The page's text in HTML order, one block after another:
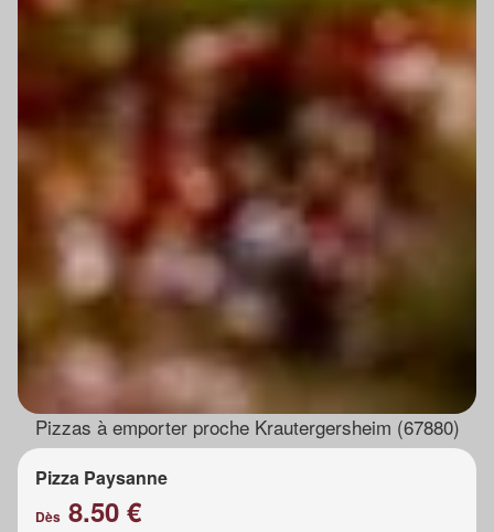
Pizzas à emporter proche Krautergersheim (67880)
Pizza Paysanne
Dès 8.50 €